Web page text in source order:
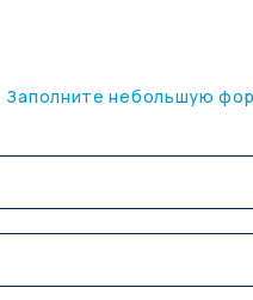
Заполните небольшую